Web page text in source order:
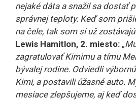
nejaké dáta a snažil sa dostať
správnej teploty. Keď som
na čele, tak som si už
Lewis Hamitlon, 2. miesto: „
zagratulovať Kimimu a tímu
bývalej rodine. Odviedli
Kimi, a postavili úžasné auto.
mesiace zlepšujeme, aj keď